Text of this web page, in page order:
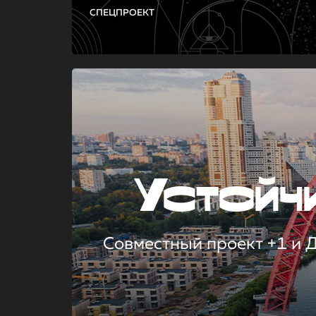
СПЕЦПРОЕКТ
Совместный проект +1 и